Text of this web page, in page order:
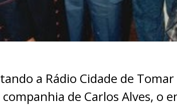
a Rádio Cidade de
de Carlos Alves, o